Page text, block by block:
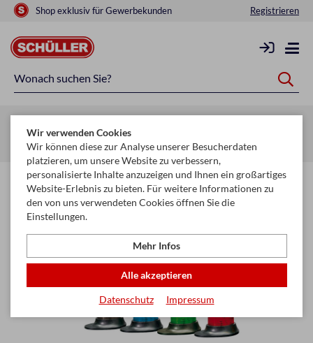
Shop exklusiv für Gewerbekunden Registrieren
Startseite Raucherbedarf Raucherzubehör Feuerzeuge
Wir verwenden Cookies
Wir können diese zur Analyse unserer Besucherdaten
platzieren, um unsere Website zu verbessern,
personalisierte Inhalte anzuzeigen und Ihnen ein großartiges
Website-Erlebnis zu bieten. Für weitere Informationen zu
den von uns verwendeten Cookies öffnen Sie die
Einstellungen.
Mehr Infos
Alle akzeptieren
Datenschutz Impressum